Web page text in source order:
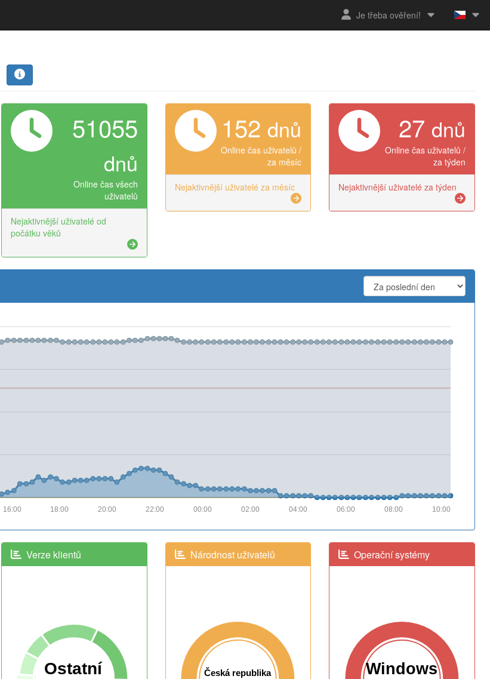
Je třeba ověření!
51055
dnů
Online čas všech
uživatelů
Nejaktivnější uživatelé od
počátku věků
152 dnů
Online čas uživatelů /
za měsíc
Nejaktivnější uživatelé za měsíc
27 dnů
Online čas uživatelů /
za týden
Nejaktivnější uživatelé za týden
10:00
08:00
06:00
04:00
02:00
00:00
22:00
20:00
18:00
16:00
Verze klientů
Ostatní
Národnost uživatelů
Česká republika
Operační systémy
Windows